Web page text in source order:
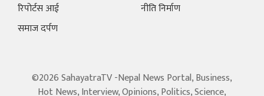
रिपोर्टस आई
समाज दर्पण
नीति निर्माण
©2026 SahayatraTV -Nepal News Portal, Business,
Hot News, Interview, Opinions, Politics, Science,